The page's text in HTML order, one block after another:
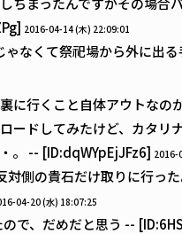
2016-04-14 (木) 22:09:01
なくて祭祀場から外に出
に行くこと自体アウトなの
ードしてみたけど、カタリ
。 -- [ID:dqWYpEjJFz6] 2016-
対側の貴石だけ取りに行っ
04-20 (水) 18:07:25
で、だめだと思う --